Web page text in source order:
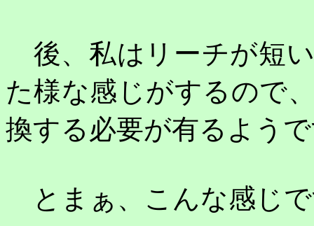
後、私はリーチが短
た様な感じがするので
換する必要が有るよう
とまぁ、こんな感じ